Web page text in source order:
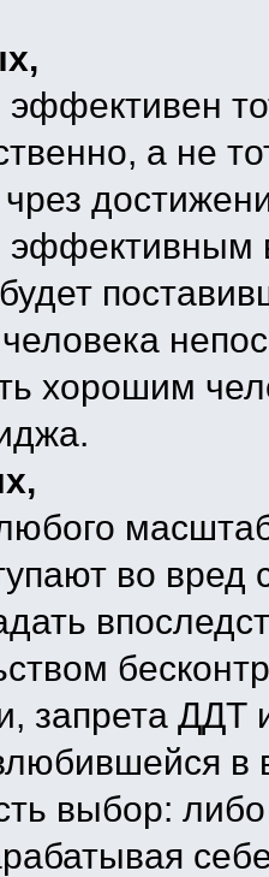
а не
хорошим
во вред
запрета
в
выбор: